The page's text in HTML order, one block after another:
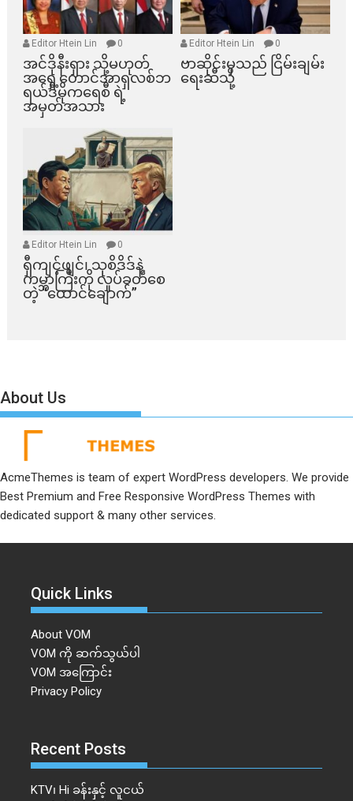
Editor Htein Lin 0
အင်ဒိုနီးရှား သို့မဟုတ်
အရှေ့တောင်အာရှလစ်ဘ
ရယ်ဒီမိုကရေစီ ရဲ့
အမှတ်အသား
Editor Htein Lin 0
ဗာဆိုင်းမှသည် ငြိမ်းချမ်း
ရေးဆီသို့
Editor Htein Lin 0
ရှီကျင့်ဖျင်၊ သုစိဒိဒ်နဲ့
ကမ္ဘာကြီးကို လှုပ်ခတ်စေ
တဲ့ “ထောင်ချောက်”
About Us
AcmeThemes is team of expert WordPress developers. We provide
Best Premium and Free Responsive WordPress Themes with
dedicated support & many other services.
Quick Links
About VOM
VOM ကို ဆက်သွယ်ပါ
VOM အကြောင်း
Privacy Policy
Recent Posts
KTV၊ Hi ခန်းနှင့် လူငယ်